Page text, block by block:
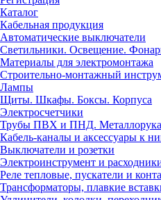
Каталог
Кабельная продукция
Автоматические выключатели
Светильники. Освещение.
Материалы для электромонтажа
Строительно-монтажный
Лампы
Щиты. Шкафы. Боксы. Корпуса
Электросчетчики
Трубы ПВХ и ПНД.
Кабель-каналы и аксессуары к
Выключатели и розетки
Электроинструмент и
Реле тепловые, пускатели и
Трансформаторы, плавкие